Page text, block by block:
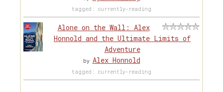
tagged: currently-reading
Alone on the Wall: Alex
Honnold and the Ultimate Limits of
Adventure
by Alex Honnold
tagged: currently-reading